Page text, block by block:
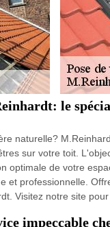
le
naturelle?
sur votre toit.
optimale de votre
et professionnelle.
Visitez notre site
impeccable